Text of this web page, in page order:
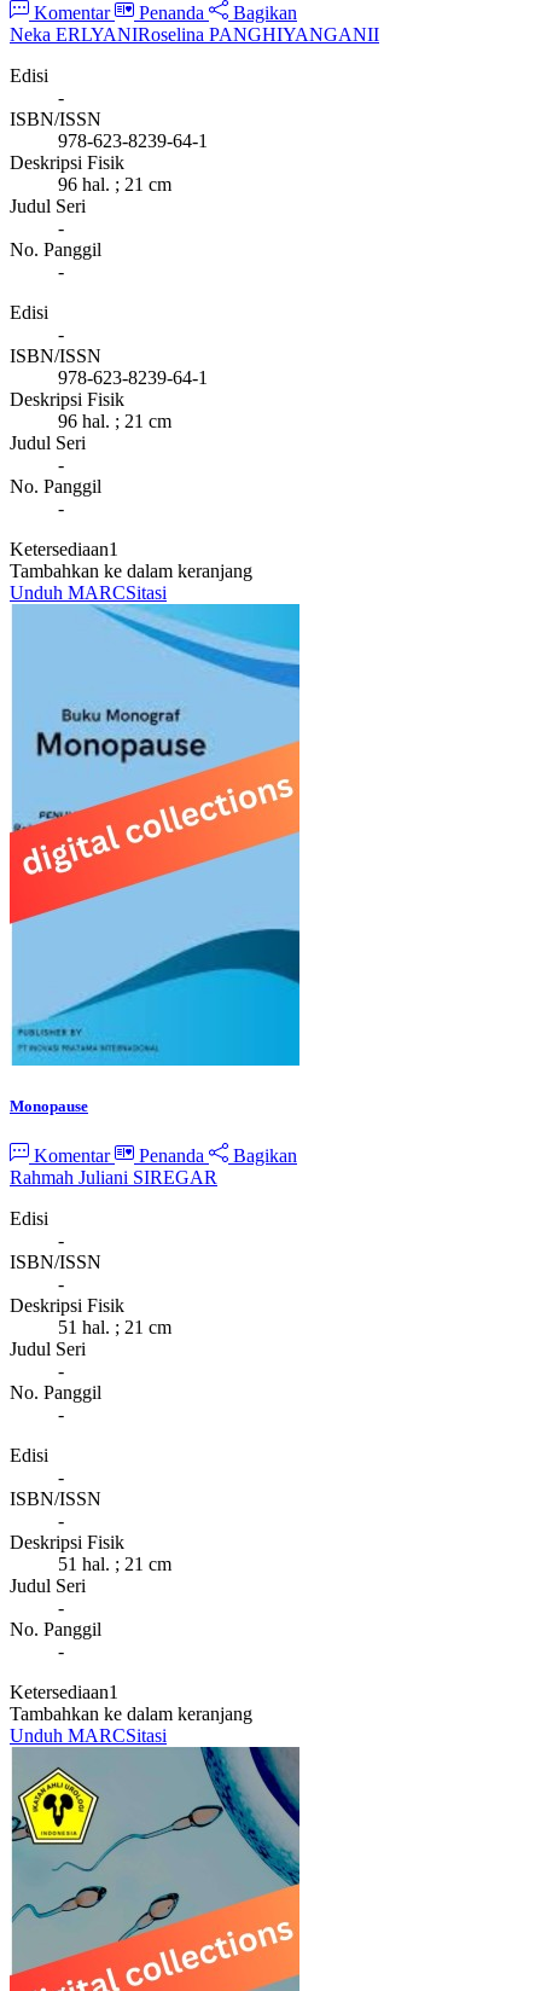
Komentar Penanda
Bagikan
Neka ERLYANIRoselina PANGHIYANGANII
Edisi
-
ISBN/ISSN
978-623-8239-64-1
Deskripsi Fisik
96 hal. ; 21 cm
Judul Seri
-
No. Panggil
-
Edisi
-
ISBN/ISSN
978-623-8239-64-1
Deskripsi Fisik
96 hal. ; 21 cm
Judul Seri
-
No. Panggil
-
Ketersediaan1
Tambahkan ke dalam keranjang
Unduh MARCSitasi
Monopause
Komentar Penanda
Bagikan
Rahmah Juliani SIREGAR
Edisi
-
ISBN/ISSN
-
Deskripsi Fisik
51 hal. ; 21 cm
Judul Seri
-
No. Panggil
-
Edisi
-
ISBN/ISSN
-
Deskripsi Fisik
51 hal. ; 21 cm
Judul Seri
-
No. Panggil
-
Ketersediaan1
Tambahkan ke dalam keranjang
Unduh MARCSitasi